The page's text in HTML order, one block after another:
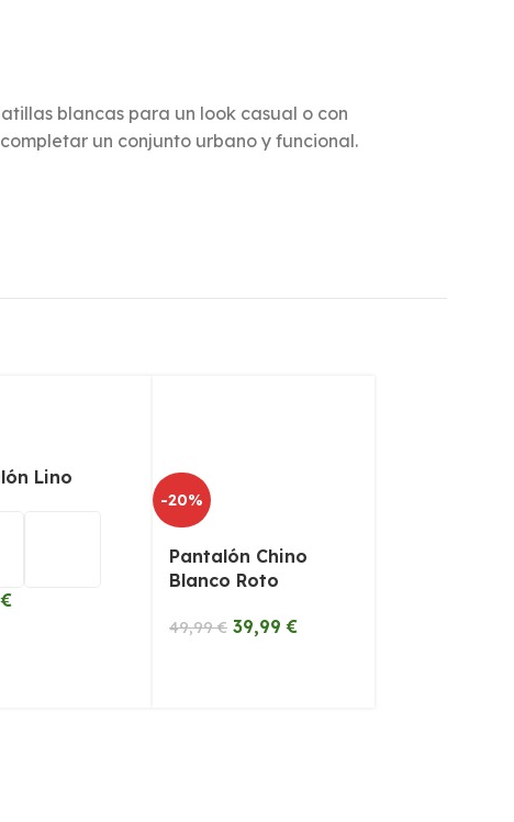
blancas para un look casual o con
un conjunto urbano y funcional.
Lino
€
-20%
Pantalón Chino
Blanco Roto
49,99€ 39,99€